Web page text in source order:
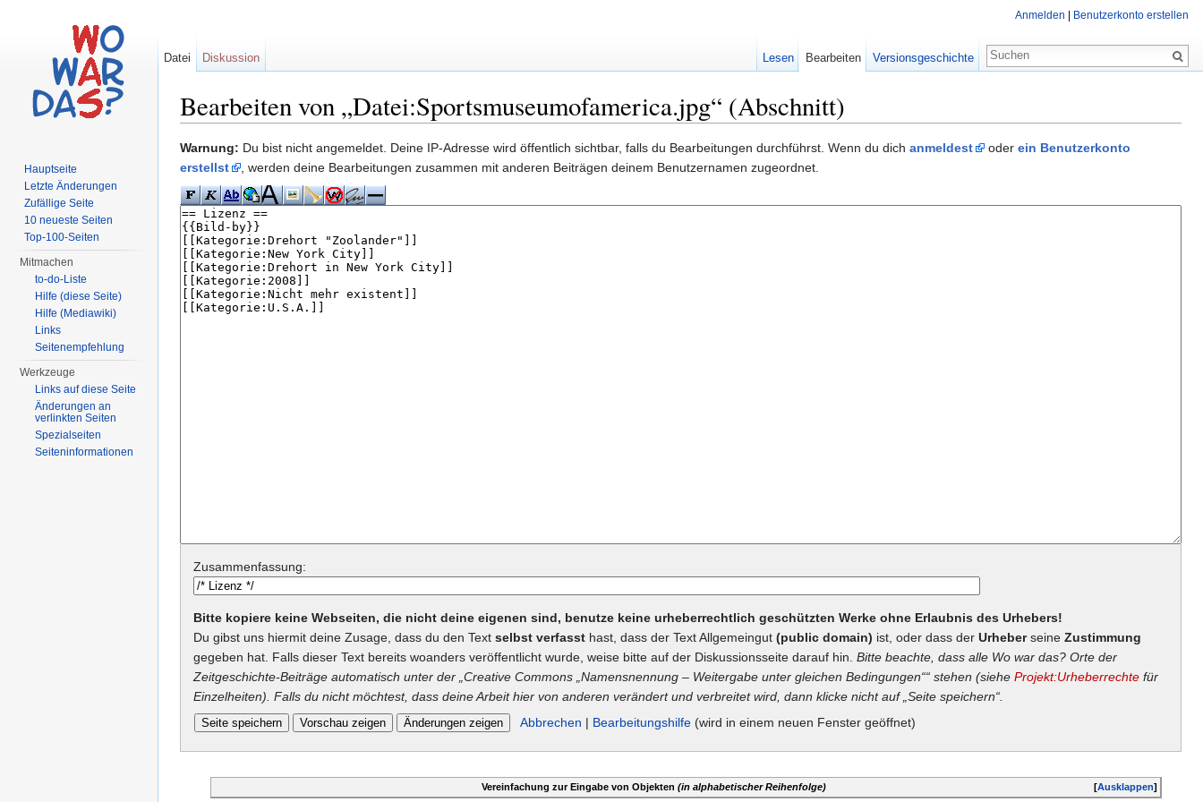
Bearbeiten von „Datei:Sportsmuseumofamerica.jpg“ (Abschnitt)
Warnung: Du bist nicht angemeldet. Deine IP-Adresse wird öffentlich sichtbar, falls du Bearbeitungen durchführst. Wenn du dich anmeldest oder ein Benutzerkonto
erstellst
, werden deine Bearbeitungen zusammen mit anderen Beiträgen deinem Benutzernamen zugeordnet.
Zusammenfassung:
Bitte kopiere keine Webseiten, die nicht deine eigenen sind, benutze keine urheberrechtlich geschützten Werke ohne Erlaubnis des Urhebers!
Du gibst uns hiermit deine Zusage, dass du den Text selbst verfasst hast, dass der Text Allgemeingut (public domain) ist, oder dass der Urheberseine Zustimmung
gegeben hat. Falls dieser Text bereits woanders veröffentlicht wurde, weise bitte auf der Diskussionsseite darauf hin. Bitte beachte, dass alle Wo war das? Orte der
Zeitgeschichte-Beiträge automatisch unter der „Creative Commons „Namensnennung – Weitergabe unter gleichen Bedingungen““ stehen (siehe Projekt:Urheberrechte für
Einzelheiten). Falls du nicht möchtest, dass deine Arbeit hier von anderen verändert und verbreitet wird, dann klicke nicht auf „Seite speichern“.
Abbrechen | Bearbeitungshilfe (wird in einem neuen Fenster geöffnet)
[Ausklappen]
Vereinfachung zur Eingabe von Objekten (in alphabetischer Reihenfolge)
Anmelden Benutzerkonto erstellen
Datei Diskussion Lesen Bearbeiten Versionsgeschichte
Hauptseite
Letzte Änderungen
Zufällige Seite
10 neueste Seiten
Top-100-Seiten
Mitmachen
to-do-Liste
Hilfe (diese Seite)
Hilfe (Mediawiki)
Links
Seitenempfehlung
Werkzeuge
Links auf diese Seite
Änderungen an
verlinkten Seiten
Spezialseiten
Seiteninformationen